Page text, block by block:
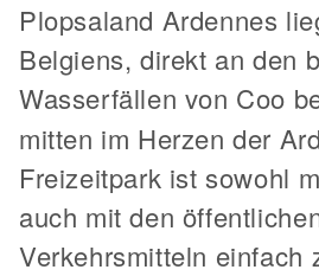
Plopsaland Ardennes
Belgiens, direkt an den
Wasserfällen von Coo
mitten im Herzen der
Freizeitpark ist sowohl
auch mit den
Verkehrsmitteln einfach